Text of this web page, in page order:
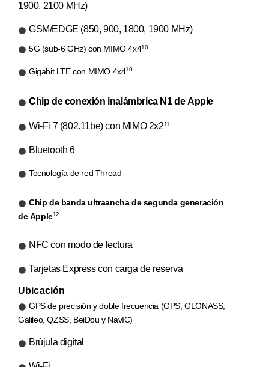
1900, 2100 MHz)
GSM/EDGE (850, 900, 1800, 1900 MHz)
5G (sub-6 GHz) con MIMO 4x410
Gigabit LTE con MIMO 4x410
Chip de conexión inalámbrica N1 de Apple
Wi‑Fi 7 (802.11be) con MIMO 2x211
Bluetooth 6
Tecnología de red Thread
Chip de banda ultraancha de segunda generación
de Apple12
NFC con modo de lectura
Tarjetas Express con carga de reserva
Ubicación
GPS de precisión y doble frecuencia (GPS, GLONASS,
Galileo, QZSS, BeiDou y NavIC)
Brújula digital